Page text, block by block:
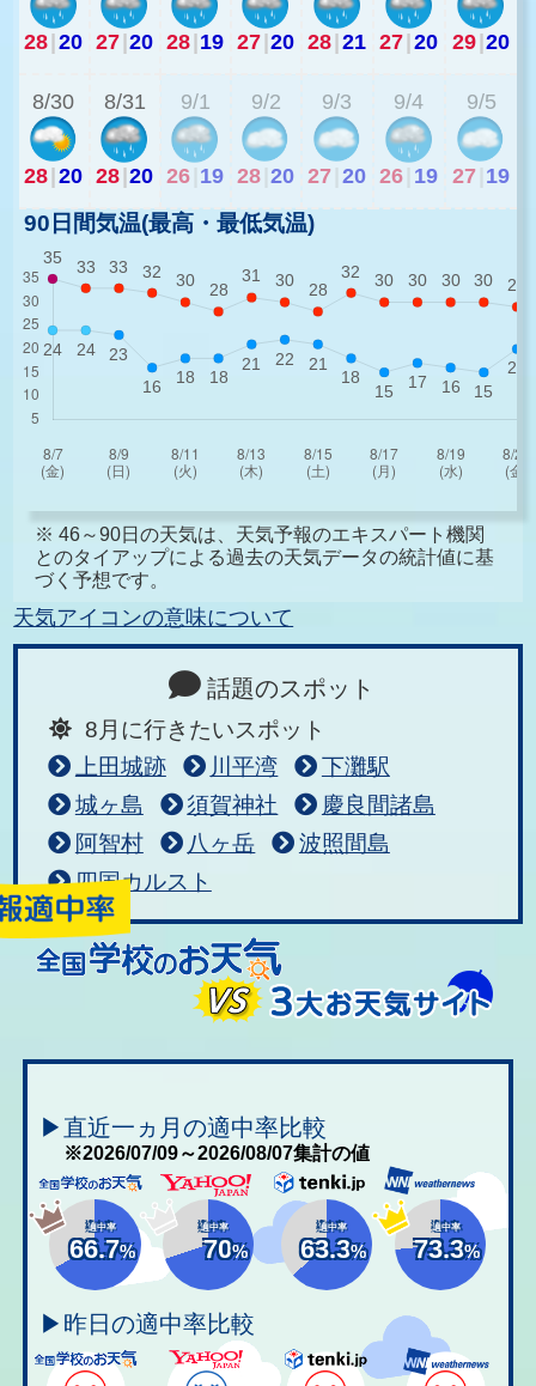
28 20 27 20 28 19 27 20 28 21 27 20 29 20
8/30
28 20
8/31
28 20
9/1
26 19
9/2
28 20
9/3
27 20
9/4
26 19
9/5
27 19
90日間気温(最高・最低気温)
※ 46～90日の天気は、天気予報のエキスパート機関
とのタイアップによる過去の天気データの統計値に基
づく予想です。
天気アイコンの意味について
話題のスポット
8月に行きたいスポット
上田城跡
川平湾
下灘駅
城ヶ島
須賀神社
慶良間諸島
阿智村
八ヶ岳
波照間島
四国カルスト
▶直近一ヵ月の適中率比較
※2026/07/09～2026/08/07集計の値
適中率
66.7%
適中率
70%
適中率
63.3%
適中率
73.3%
▶昨日の適中率比較